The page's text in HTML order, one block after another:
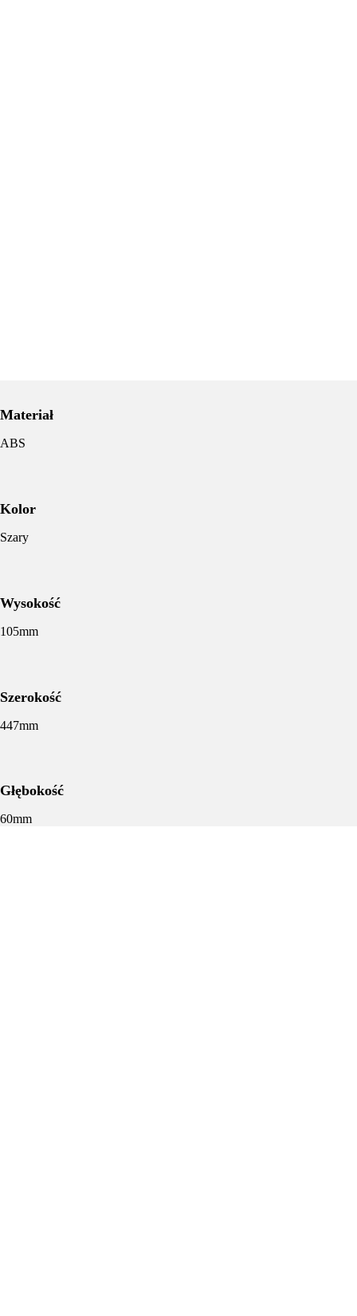
Materiał
ABS
Kolor
Szary
Wysokość
105mm
Szerokość
447mm
Głębokość
60mm